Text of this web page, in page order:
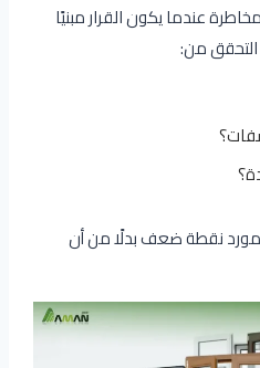
عندما يكون القرار مبنيًا
التحقق من:
نقطة ضعف بدلًا من أن